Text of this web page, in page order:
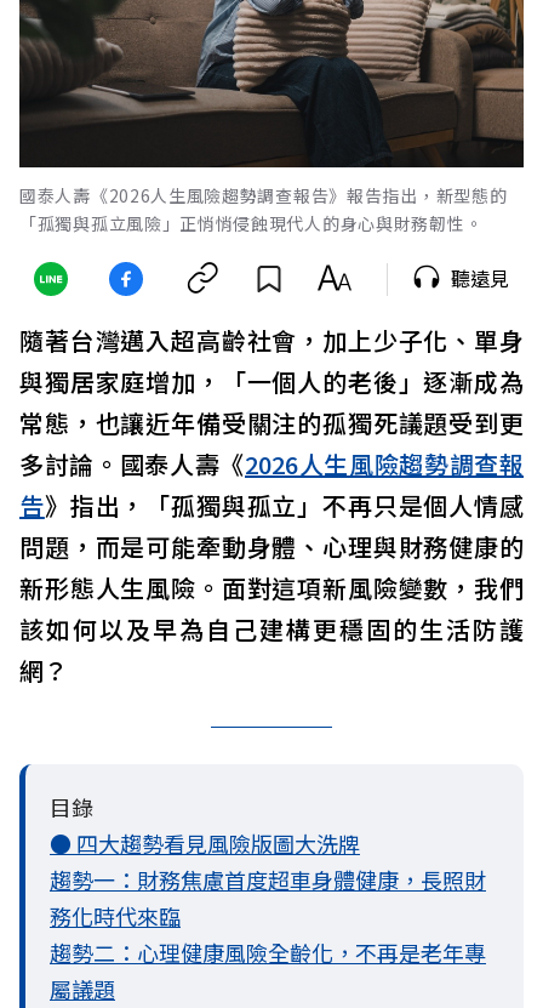
國泰人壽《2026人生風險趨勢調查報告》報告指出，新型態的
「孤獨與孤立風險」正悄悄侵蝕現代人的身心與財務韌性。
聽遠見
隨著台灣邁入超高齡社會，加上少子化、單身
與獨居家庭增加，「一個人的老後」逐漸成為
常態，也讓近年備受關注的孤獨死議題受到更
多討論。國泰人壽《2026人生風險趨勢調查報
告》指出，「孤獨與孤立」不再只是個人情感
問題，而是可能牽動身體、心理與財務健康的
新形態人生風險。面對這項新風險變數，我們
該如何以及早為自己建構更穩固的生活防護
網？
目錄
● 四大趨勢看見風險版圖大洗牌
趨勢一：財務焦慮首度超車身體健康，長照財
務化時代來臨
趨勢二：心理健康風險全齡化，不再是老年專
屬議題